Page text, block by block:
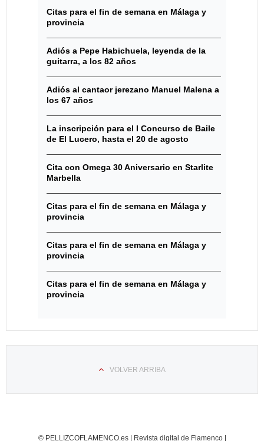
Citas para el fin de semana en Málaga y
provincia
Adiós a Pepe Habichuela, leyenda de la
guitarra, a los 82 años
Adiós al cantaor jerezano Manuel Malena a
los 67 años
La inscripción para el I Concurso de Baile
de El Lucero, hasta el 20 de agosto
Cita con Omega 30 Aniversario en Starlite
Marbella
Citas para el fin de semana en Málaga y
provincia
Citas para el fin de semana en Málaga y
provincia
Citas para el fin de semana en Málaga y
provincia
VOLVER ARRIBA
© PELLIZCOFLAMENCO.es | Revista digital de Flamenco |